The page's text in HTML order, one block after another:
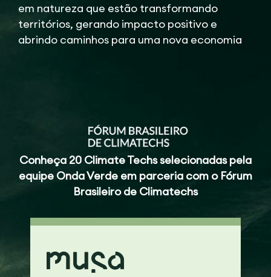
em natureza que estão transformando
territórios, gerando impacto positivo e
abrindo caminhos para uma nova economia
Conheça 20 Climate Techs selecionadas pela
equipe Onda Verde em parceria com o Fórum
Brasileiro de Climatechs